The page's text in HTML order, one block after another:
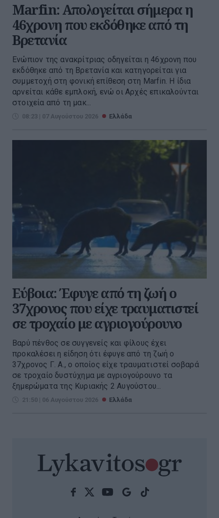
Marfin: Απολογείται σήμερα η
46χρονη που εκδόθηκε από τη
Βρετανία
Ενώπιον της ανακρίτριας οδηγείται η 46χρονη που
εκδόθηκε από τη Βρετανία και κατηγορείται για
συμμετοχή στη φονική επίθεση στη Marfin. Η ίδια
αρνείται κάθε εμπλοκή, ενώ οι Αρχές επικαλούνται
στοιχεία από τη μακ...
08:23 | 07 Αυγούστου 2026 Ελλάδα
Εύβοια: Έφυγε από τη ζωή ο
37χρονος που είχε τραυματιστεί
σε τροχαίο με αγριογούρουνο
Βαρύ πένθος σε συγγενείς και φίλους έχει
προκαλέσει η είδηση ότι έφυγε από τη ζωή ο
37χρονος Γ. Α., ο οποίος είχε τραυματιστεί σοβαρά
σε τροχαίο δυστύχημα με αγριογούρουνο τα
ξημερώματα της Κυριακής 2 Αυγούστου...
21:50 | 06 Αυγούστου 2026 Ελλάδα